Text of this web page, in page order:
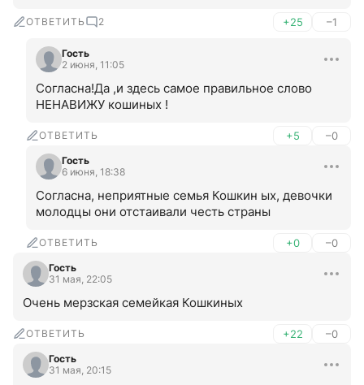
ОТВЕТИТЬ 2 +25 –1
Гость
2 июня, 11:05
Согласна!Да ,и здесь самое правильное слово
НЕНАВИЖУ кошиных !
ОТВЕТИТЬ +5 –0
Гость
6 июня, 18:38
Согласна, неприятные семья Кошкин ых, девочки
молодцы они отстаивали честь страны
ОТВЕТИТЬ +0 –0
Гость
31 мая, 22:05
Очень мерзская семейкая Кошкиных
ОТВЕТИТЬ +22 –0
Гость
31 мая, 20:15